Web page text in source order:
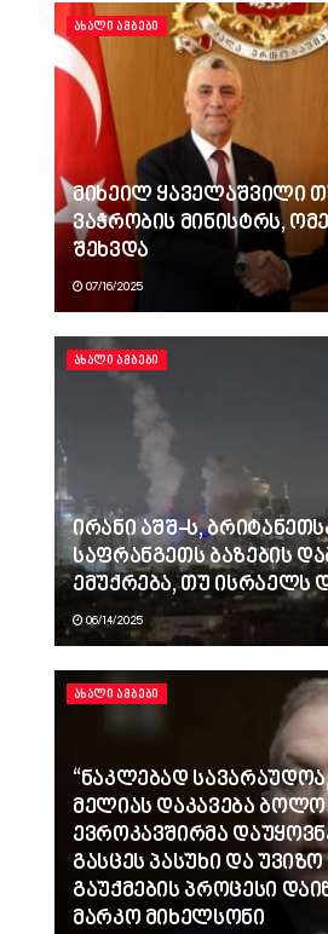
ᲐᲮᲐᲚᲘ ᲐᲛᲑᲔᲑᲘ
მიხეილ ყაველაშვილი
ვაჭრობის მინისტრს,
შეხვდა
07/16/2025
ᲐᲮᲐᲚᲘ ᲐᲛᲑᲔᲑᲘ
ირანი აშშ-ს,
საფრანგეთს ბაზების
ემუქრება, თუ ისრაელს
06/14/2025
ᲐᲮᲐᲚᲘ ᲐᲛᲑᲔᲑᲘ
“ნაკლებად
მელიას დაკავება ბოლო
ევროკავშირმა
გასცეს პასუხი და
გაუქმების პროცესი
მარკო მიხელსონი